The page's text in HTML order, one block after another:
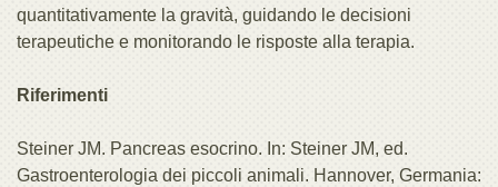
quantitativamente la gravità, guidando le decisioni
terapeutiche e monitorando le risposte alla terapia.
Riferimenti
Steiner JM. Pancreas esocrino. In: Steiner JM, ed.
Gastroenterologia dei piccoli animali. Hannover, Germania: